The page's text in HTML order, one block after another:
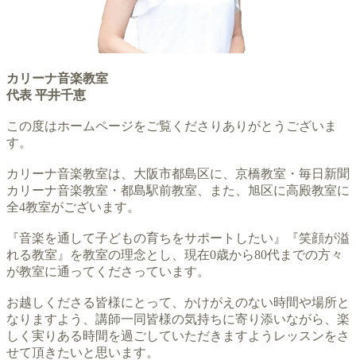
カリーナ音楽教室
代表 平井千恵
この度はホームページをご覧くださりありがとうございま
す。
カリーナ音楽教室は、大阪市都島区に、京橋教室・毎日新聞
カリーナ音楽教室・都島駅前教室、また、旭区に高殿教室に
全4教室がございます。
『音楽を通して子どもの育ちをサポートしたい』『笑顔が溢
れる教室』を教室の理念とし、現在0歳から80代までの方々
が教室に通ってくださっています。
お越しくださる皆様にとって、かけがえのない時間や場所と
なりますよう、講師一同皆様の気持ちに寄り添いながら、楽
しく実りある時間を過ごしていただきますようレッスンをさ
せて頂きたいと思います。